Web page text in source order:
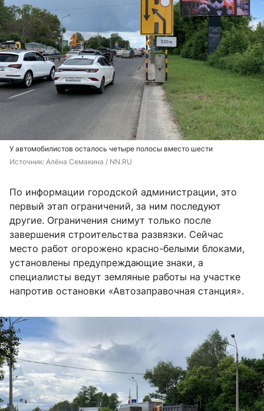
У автомобилистов осталось четыре полосы вместо шести
Источник: Алёна Семакина / NN.RU
По информации городской администрации, это
первый этап ограничений, за ним последуют
другие. Ограничения снимут только после
завершения строительства развязки. Сейчас
место работ огорожено красно-белыми блоками,
установлены предупреждающие знаки, а
специалисты ведут земляные работы на участке
напротив остановки «Автозаправочная станция».